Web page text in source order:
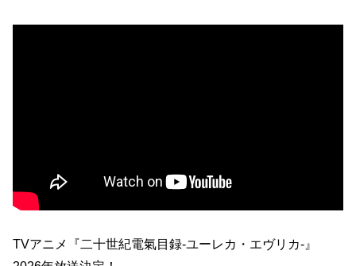
TVアニメ『二十世紀電氣目録-ユーレカ・エヴリカ-』